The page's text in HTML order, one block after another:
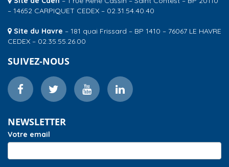
– 14652 CARPIQUET CEDEX – 02.31.54.40.40
Site du Havre – 181 quai Frissard – BP 1410 – 76067 LE HAVRE
CEDEX – 02.35.55.26.00
SUIVEZ-NOUS
NEWSLETTER
Votre email